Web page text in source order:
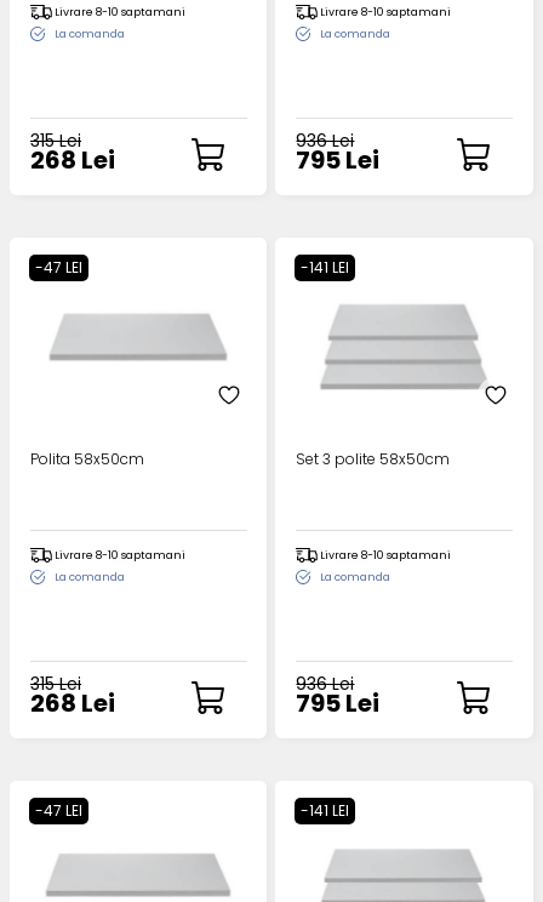
Livrare 8-10 saptamani
La comanda
315 Lei
268 Lei
Livrare 8-10 saptamani
La comanda
936 Lei
795 Lei
-47 LEI
Polita 58x50cm
Livrare 8-10 saptamani
La comanda
315 Lei
268 Lei
-141 LEI
Set 3 polite 58x50cm
Livrare 8-10 saptamani
La comanda
936 Lei
795 Lei
-47 LEI -141 LEI